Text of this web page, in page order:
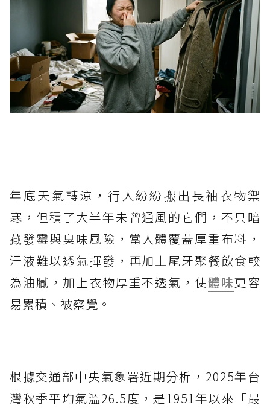
年底天氣轉涼，行人紛紛搬出長袖衣物禦
寒，但積了大半年未曾通風的它們，不只暗
藏發霉與臭味風險，當人體覆蓋厚重布料，
汗液難以透氣揮發，再加上尾牙聚餐飲食較
為油膩，加上衣物厚重不透氣，使體味更容
易累積、被察覺。
根據交通部中央氣象署近期分析，2025年台
灣秋季平均氣溫26.5度，是1951年以來「最